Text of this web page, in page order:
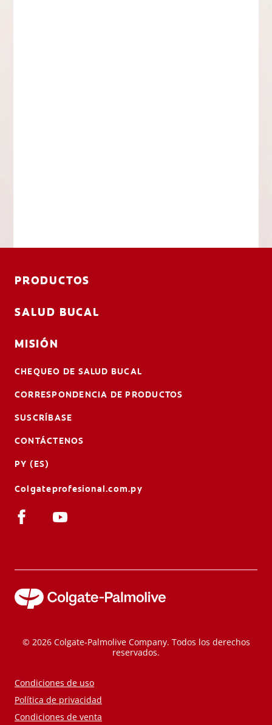
PRODUCTOS
SALUD BUCAL
MISIÓN
CHEQUEO DE SALUD BUCAL
CORRESPONDENCIA DE PRODUCTOS
SUSCRÍBASE
CONTÁCTENOS
PY (ES)
Colgateprofesional.com.py
© 2026 Colgate-Palmolive Company. Todos los derechos
reservados.
Condiciones de uso
Política de privacidad
Condiciones de venta